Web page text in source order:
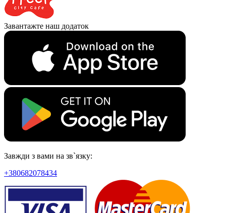
Завантажте наш додаток
Завжди з вами на зв`язку:
+380682078434